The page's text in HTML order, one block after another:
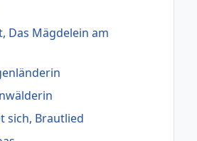
Das Mägdelein am
sich, Brautlied